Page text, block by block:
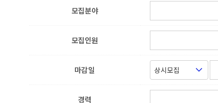
모집분야
모집인원
마감일
경력